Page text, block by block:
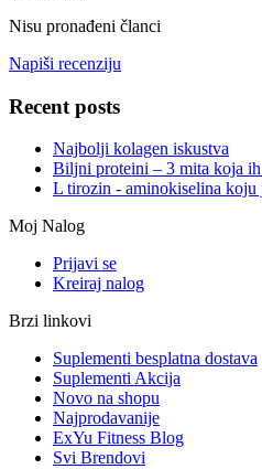
Nisu pronađeni članci
Napiši recenziju
Recent posts
Najbolji kolagen iskustva
Biljni proteini – 3 mita koja ih
L tirozin - aminokiselina koju
Moj Nalog
Prijavi se
Kreiraj nalog
Brzi linkovi
Suplementi besplatna dostava
Suplementi Akcija
Novo na shopu
Najprodavanije
ExYu Fitness Blog
Svi Brendovi